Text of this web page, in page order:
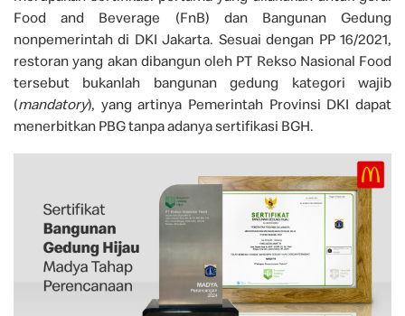
Food and Beverage (FnB) dan Bangunan Gedung
nonpemerintah di DKI Jakarta. Sesuai dengan PP 16/2021,
restoran yang akan dibangun oleh PT Rekso Nasional Food
tersebut bukanlah bangunan gedung kategori wajib
(mandatory), yang artinya Pemerintah Provinsi DKI dapat
menerbitkan PBG tanpa adanya sertifikasi BGH.